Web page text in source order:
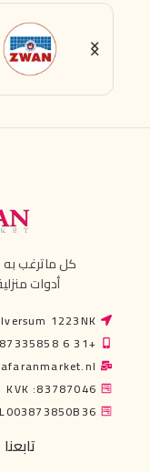
كل ماترغب
أدوات
1223NK
+31 6 87335858
KVK :83787046